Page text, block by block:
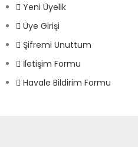
Yeni Üyelik
Üye Girişi
Şifremi Unuttum
İletişim Formu
Havale Bildirim Formu